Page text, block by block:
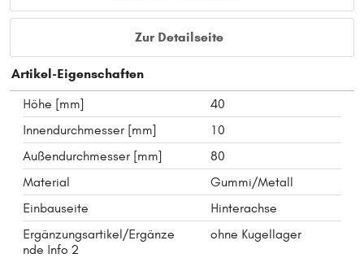
Zur Detailseite
Artikel-Eigenschaften
Höhe [mm]
40
Innendurchmesser [mm]
10
Außendurchmesser [mm]
80
Material
Gummi/Metall
Einbauseite
Hinterachse
Ergänzungsartikel/Ergänze
nde Info 2
ohne Kugellager